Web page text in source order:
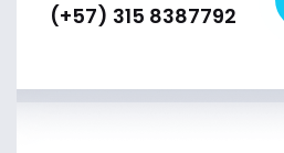
(+57) 315 8387792